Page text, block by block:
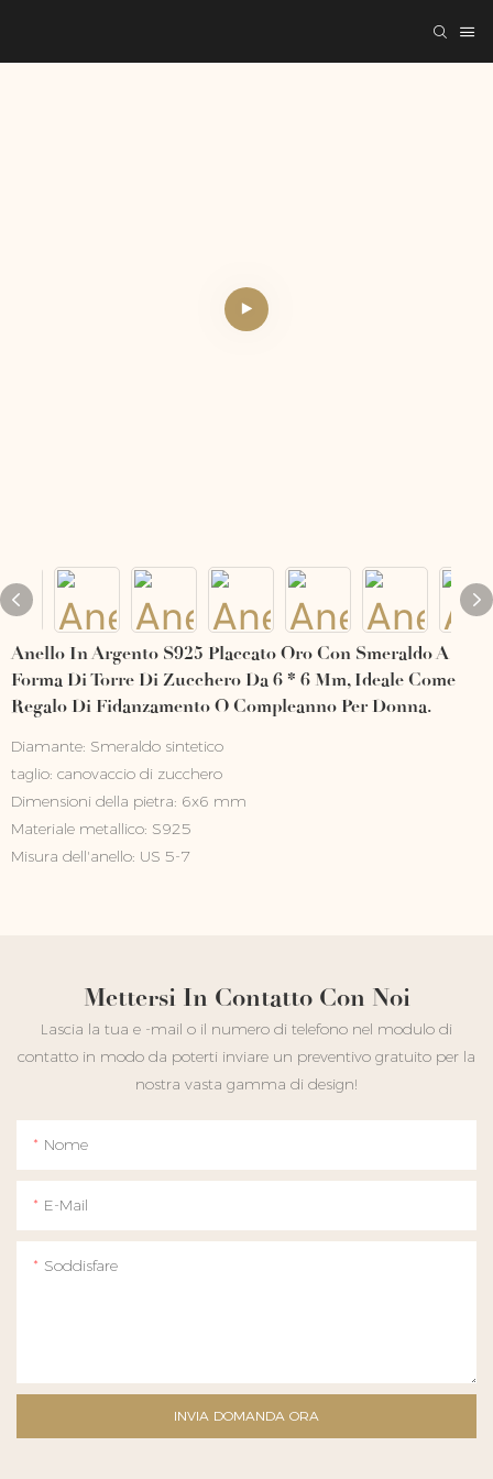
Anello In Argento S925 Placcato Oro Con Smeraldo A
Forma Di Torre Di Zucchero Da 6 * 6 Mm, Ideale Come
Regalo Di Fidanzamento O Compleanno Per Donna.
Diamante: Smeraldo sintetico
taglio: canovaccio di zucchero
Dimensioni della pietra: 6x6 mm
Materiale metallico: S925
Misura dell'anello: US 5-7
Mettersi In Contatto Con Noi
Lascia la tua e -mail o il numero di telefono nel modulo di
contatto in modo da poterti inviare un preventivo gratuito per la
nostra vasta gamma di design!
Nome
E-Mail
Soddisfare
INVIA DOMANDA ORA